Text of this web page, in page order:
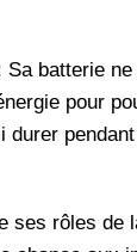
Sa batterie
pour
durer
ses rôles de